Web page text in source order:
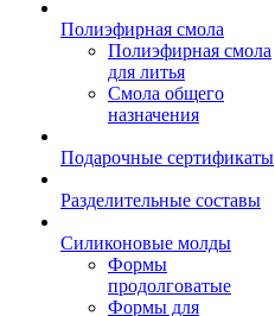
Полиэфирная смола
Полиэфирная смола
для литья
Смола общего
назначения
Подарочные сертификаты
Разделительные составы
Силиконовые молды
Формы
продолговатые
Формы для